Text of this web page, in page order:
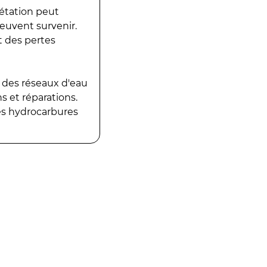
peut
survenir.
des pertes
réseaux d'eau
et réparations.
hydrocarbures